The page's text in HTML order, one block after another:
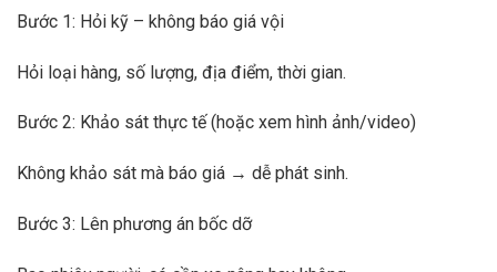
Bước 1: Hỏi kỹ – không báo giá vội
Hỏi loại hàng, số lượng, địa điểm, thời gian.
Bước 2: Khảo sát thực tế (hoặc xem hình ảnh/video)
Không khảo sát mà báo giá → dễ phát sinh.
Bước 3: Lên phương án bốc dỡ